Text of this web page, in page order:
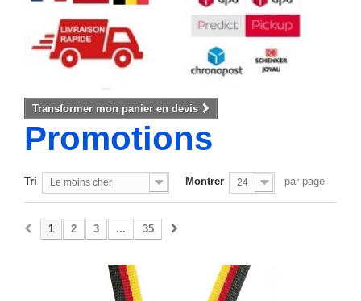
Transformer mon panier en devis
Promotions
Tri Le moins cher Montrer 24 par page
1 2 3 ... 35